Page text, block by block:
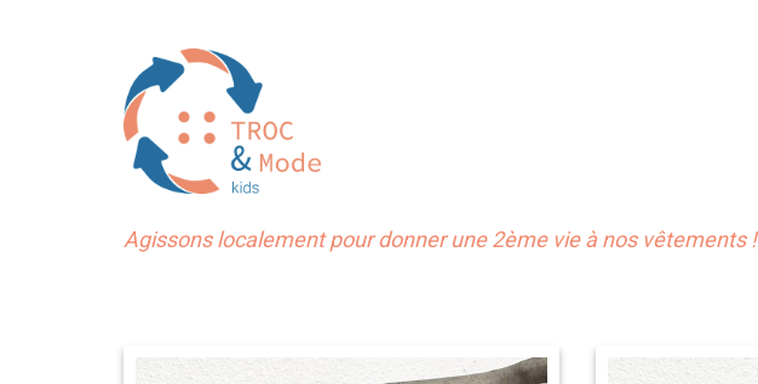
Agissons localement pour donner une 2ème vie à nos vêtements !